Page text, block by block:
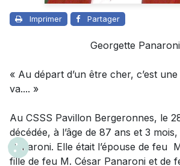
Imprimer Partager
Georgette Panaroni
« Au départ d’un être cher, c’est
va.... »
Au CSSS Pavillon Bergeronnes, le
décédée, à l’âge de 87 ans et 3
Panaroni. Elle était l’épouse de feu
fille de feu M. César Panaroni et de